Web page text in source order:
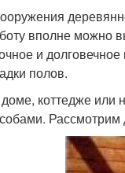
вполне можно
и
полов.
коттедже или